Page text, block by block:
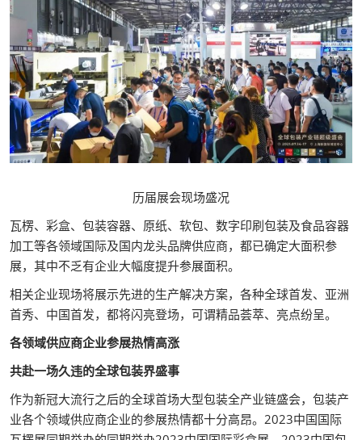
历届展会现场盛况
瓦楞、彩盒、包装容器、原纸、软包、数字印刷包装及食品容器
加工等各领域国际及国内龙头品牌供应商，都已确定大面积参
展，其中不乏有企业大幅度提升参展面积。
相关企业现场将展示先进的生产解决方案，各种全球首发、亚洲
首秀、中国首发，都将闪亮登场，可谓精品荟萃、亮点纷呈。
各领域供应商企业参展热情高涨
共赴一场久违的全球包装界盛事
作为新冠大流行之后的全球首场大型包装全产业链盛会，包装产
业各个领域供应商企业的参展热情都十分高昂。2023中国国际